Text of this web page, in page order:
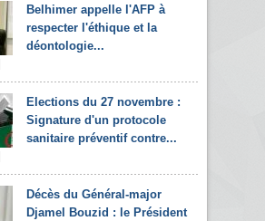
Belhimer appelle l'AFP à
respecter l'éthique et la
déontologie...
Elections du 27 novembre :
Signature d'un protocole
sanitaire préventif contre...
Décès du Général-major
Djamel Bouzid : le Président